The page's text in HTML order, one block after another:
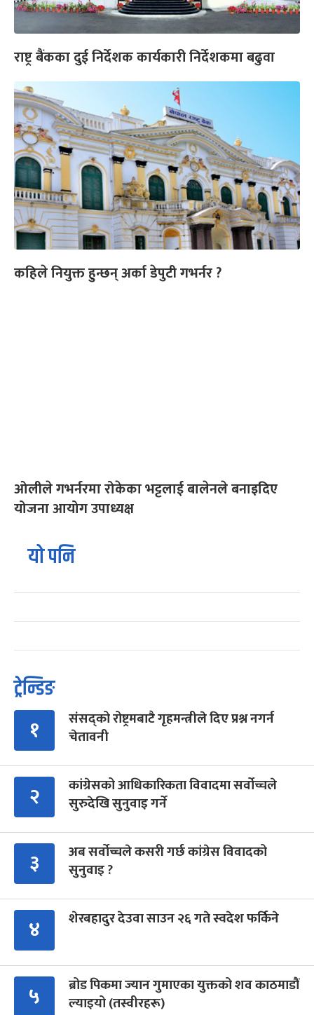
राष्ट्र बैंकका दुई निर्देशक कार्यकारी निर्देशकमा बढुवा
कहिले नियुक्त हुन्छन् अर्का डेपुटी गभर्नर ?
ओलीले गभर्नरमा रोकेका भट्टलाई बालेनले बनाइदिए
योजना आयोग उपाध्यक्ष
यो पनि
ट्रेन्डिङ
१
संसद्को रोष्ट्रमबाटै गृहमन्त्रीले दिए प्रश्न नगर्न
चेतावनी
२
कांग्रेसको आधिकारिकता विवादमा सर्वोच्चले
सुरुदेखि सुनुवाइ गर्ने
३
अब सर्वोच्चले कसरी गर्छ कांग्रेस विवादको
सुनुवाइ ?
४ शेरबहादुर देउवा साउन २६ गते स्वदेश फर्किने
५
ब्रोड पिकमा ज्यान गुमाएका युक्तको शव काठमाडौं
ल्याइयो (तस्वीरहरू)